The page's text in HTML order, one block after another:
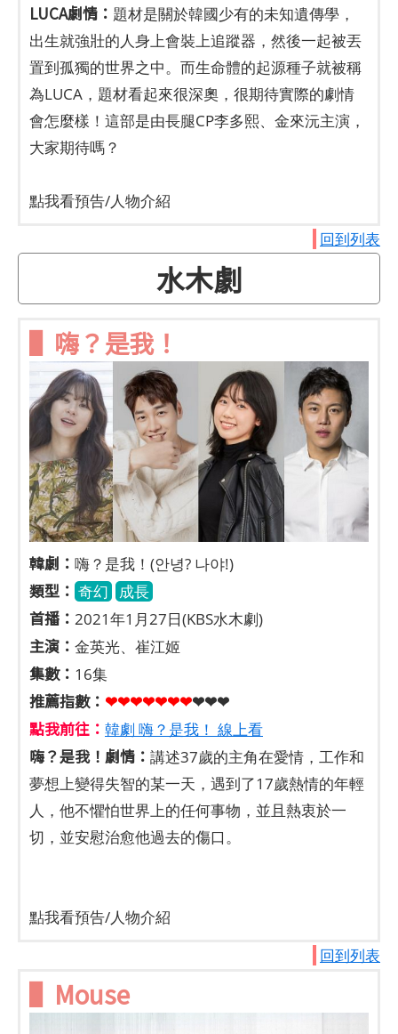
LUCA劇情： 題材是關於韓國少有的未知遺傳學，
出生就強壯的人身上會裝上追蹤器，然後一起被丟
置到孤獨的世界之中。而生命體的起源種子就被稱
為LUCA，題材看起來很深奧，很期待實際的劇情
會怎麼樣！這部是由長腿CP李多熙、金來沅主演，
大家期待嗎？
點我看預告/人物介紹
回到列表
水木劇
▌嗨？是我！
韓劇： 嗨？是我！(안녕? 나야!)
類型： 奇幻成長
首播： 2021年1月27日(KBS水木劇)
主演： 金英光、崔江姬
集數： 16集
推薦指數： ❤❤❤❤❤❤❤❤❤❤
點我前往： 韓劇 嗨？是我！ 線上看
嗨？是我！劇情： 講述37歲的主角在愛情，工作和
夢想上變得失智的某一天，遇到了17歲熱情的年輕
人，他不懼怕世界上的任何事物，並且熱衷於一
切，並安慰治愈他過去的傷口。
點我看預告/人物介紹
回到列表
▌Mouse